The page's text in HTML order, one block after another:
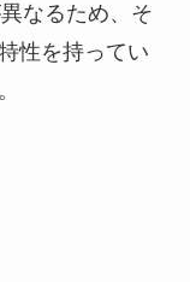
なるため、そ
性を持ってい